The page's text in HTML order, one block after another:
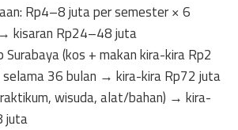
Rp4–8 juta per semester × 6
kisaran Rp24–48 juta
Surabaya (kos + makan kira-kira Rp2
36 bulan → kira-kira Rp72 juta
wisuda, alat/bahan) → kira-
juta